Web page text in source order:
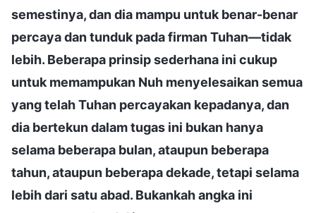
semestinya, dan dia mampu untuk benar-benar
percaya dan tunduk pada firman Tuhan—tidak
lebih. Beberapa prinsip sederhana ini cukup
untuk memampukan Nuh menyelesaikan semua
yang telah Tuhan percayakan kepadanya, dan
dia bertekun dalam tugas ini bukan hanya
selama beberapa bulan, ataupun beberapa
tahun, ataupun beberapa dekade, tetapi selama
lebih dari satu abad. Bukankah angka ini